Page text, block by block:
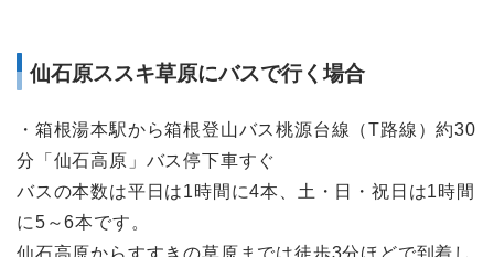
仙石原ススキ草原にバスで行く場合
・箱根湯本駅から箱根登山バス桃源台線（T路線）約30
分「仙石高原」バス停下車すぐ
バスの本数は平日は1時間に4本、土・日・祝日は1時間
に5～6本です。
仙石高原からすすきの草原までは徒歩3分ほどで到着し